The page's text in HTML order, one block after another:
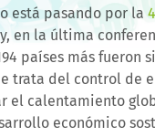
está pasando por la
y, en la última
países más fueron
trata del control de
el calentamiento
económico